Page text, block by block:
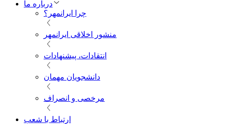
درباره ما
چرا ایرانمهر؟
منشور اخلاقی ایرانمهر
انتقادات، پیشنهادات
دانشجویان مهمان
مرخصی و انصراف
ارتباط با شعب